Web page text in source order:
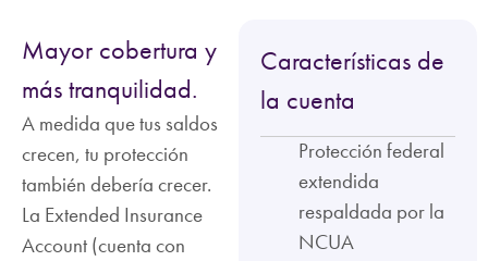
Mayor cobertura y
más tranquilidad.
A medida que tus saldos
crecen, tu protección
también debería crecer.
La Extended Insurance
Account (cuenta con
Características de
la cuenta
Protección federal
extendida
respaldada por la
NCUA